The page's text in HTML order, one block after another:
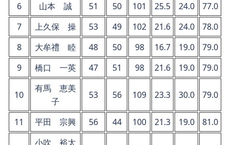
6
山本 誠 51 50 101 25.5 24.0
77.0
7
上久保 操 53 49 102 21.6 24.0
78.0
8
大牟禮 睦 48 50 98 16.7 19.0
79.0
9
橋口 一英 47 51 98 21.6 19.0 79.0
10
有馬 恵美
子
53 56 109 23.3 30.0 79.0
11 平田 宗興 56 44 100 21.3 19.0 81.0
小吹 裕太